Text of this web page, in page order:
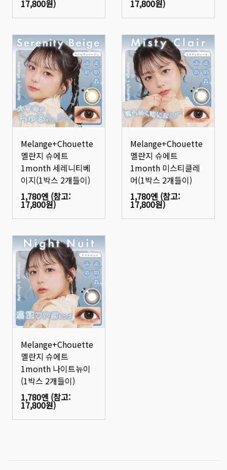
17,800원) 17,800원)
Melange+Chouette
멜란지 슈에트
1month 세레니티베
이지(1박스 2개들이)
1,780엔 (참고:
17,800원)
Melange+Chouette
멜란지 슈에트
1month 미스티클레
어(1박스 2개들이)
1,780엔 (참고:
17,800원)
Melange+Chouette
멜란지 슈에트
1month 나이트뉴이
(1박스 2개들이)
1,780엔 (참고:
17,800원)